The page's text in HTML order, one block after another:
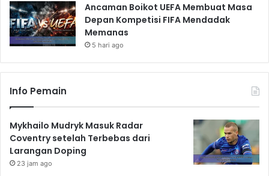
Ancaman Boikot UEFA Membuat Masa
Depan Kompetisi FIFA Mendadak
Memanas
5 hari ago
Info Pemain
Mykhailo Mudryk Masuk Radar
Coventry setelah Terbebas dari
Larangan Doping
23 jam ago